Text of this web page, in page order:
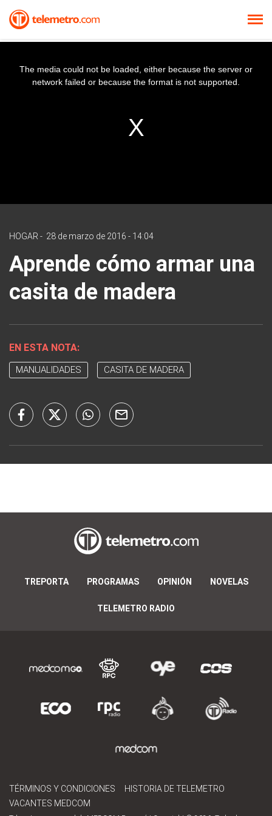
The media could not be loaded, either because the server or
network failed or because the format is not supported.
HOGAR - 28 de marzo de 2016 - 14:04
Aprende cómo armar una
casita de madera
EN ESTA NOTA:
MANUALIDADES CASITA DE MADERA
TREPORTA PROGRAMAS OPINIÓN NOVELAS
TELEMETRO RADIO
TÉRMINOS Y CONDICIONES
HISTORIA DE TELEMETRO
VACANTES MEDCOM